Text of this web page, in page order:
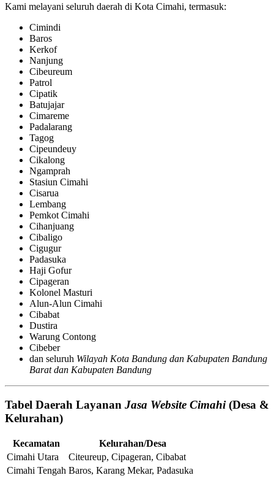
Kami melayani seluruh daerah di Kota Cimahi, termasuk:
Cimindi
Baros
Kerkof
Nanjung
Cibeureum
Patrol
Cipatik
Batujajar
Cimareme
Padalarang
Tagog
Cipeundeuy
Cikalong
Ngamprah
Stasiun Cimahi
Cisarua
Lembang
Pemkot Cimahi
Cihanjuang
Cibaligo
Cigugur
Padasuka
Haji Gofur
Cipageran
Kolonel Masturi
Alun-Alun Cimahi
Cibabat
Dustira
Warung Contong
Cibeber
dan seluruh Wilayah Kota Bandung dan Kabupaten Bandung
Barat dan Kabupaten Bandung
Tabel Daerah Layanan Jasa Website Cimahi(Desa &
Kelurahan)
Kecamatan
Kelurahan/Desa
Cimahi Utara
Citeureup, Cipageran, Cibabat
Cimahi Tengah Baros, Karang Mekar, Padasuka